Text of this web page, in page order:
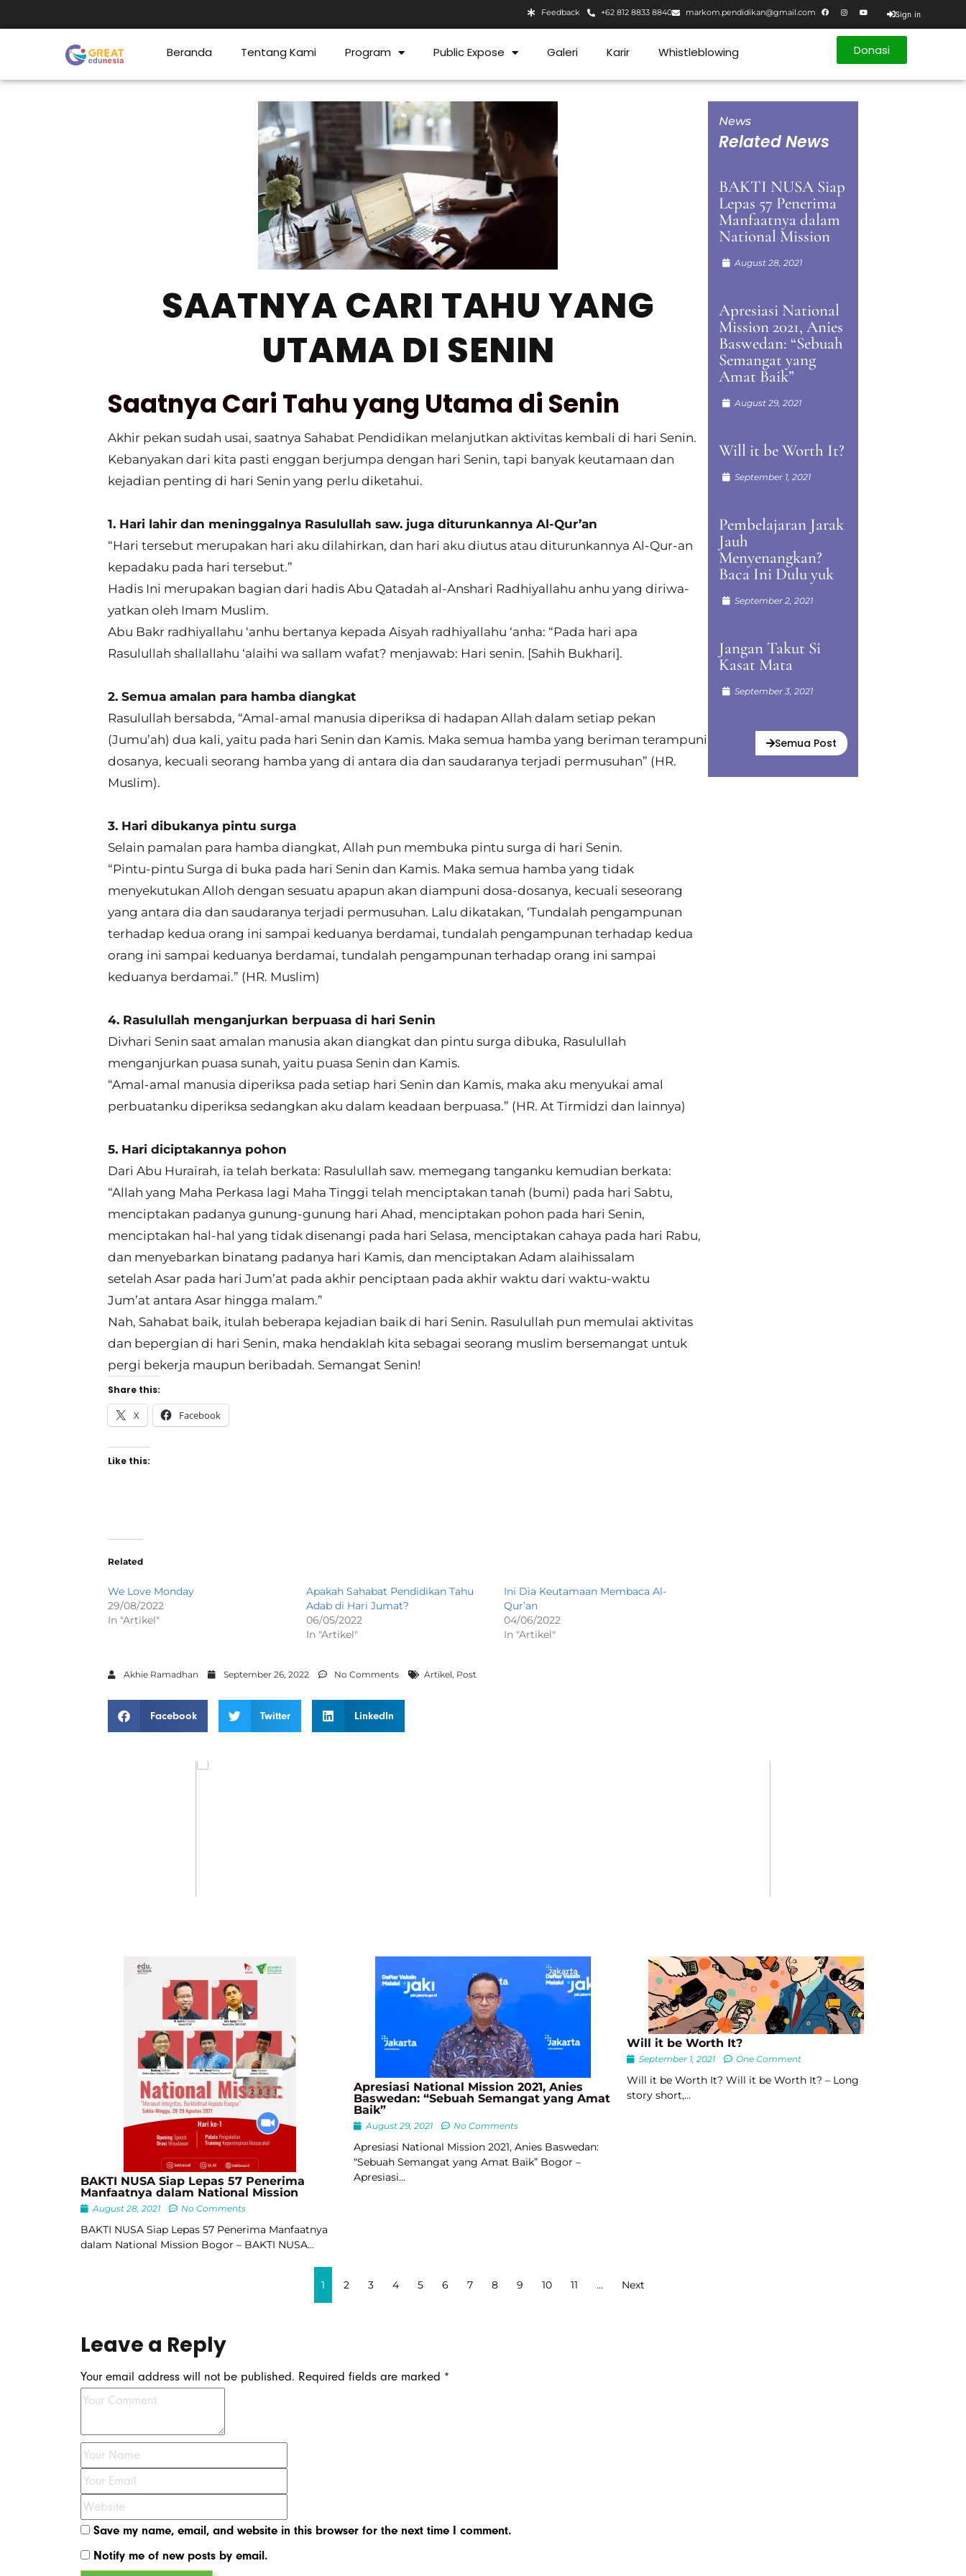
+62 812 8833 8840 markom.pendidikan@gmail.com
Feedback Sign in
Beranda Tentang Kami Program Public Expose Galeri Karir Whistleblowing Donasi
SAATNYA CARI TAHU YANG
UTAMA DI SENIN
Saatnya Cari Tahu yang Utama di Senin
Akhir pekan sudah usai, saatnya Sahabat Pendidikan melanjutkan aktivitas kembali di hari Senin.
Kebanyakan dari kita pasti enggan berjumpa dengan hari Senin, tapi banyak keutamaan dan
kejadian penting di hari Senin yang perlu diketahui.
1. Hari lahir dan meninggalnya Rasulullah saw. juga diturunkannya Al-Qur’an
“Hari tersebut merupakan hari aku dilahirkan, dan hari aku diutus atau diturunkannya Al-Qur-an
kepadaku pada hari tersebut.”
Hadis Ini merupakan bagian dari hadis Abu Qatadah al-Anshari Radhiyallahu anhu yang diriwa-
yatkan oleh Imam Muslim.
Abu Bakr radhiyallahu ‘anhu bertanya kepada Aisyah radhiyallahu ‘anha: “Pada hari apa
Rasulullah shallallahu ‘alaihi wa sallam wafat? menjawab: Hari senin. [Sahih Bukhari].
2. Semua amalan para hamba diangkat
Rasulullah bersabda, “Amal-amal manusia diperiksa di hadapan Allah dalam setiap pekan
(Jumu’ah) dua kali, yaitu pada hari Senin dan Kamis. Maka semua hamba yang beriman terampuni
dosanya, kecuali seorang hamba yang di antara dia dan saudaranya terjadi permusuhan” (HR.
Muslim).
3. Hari dibukanya pintu surga
Selain pamalan para hamba diangkat, Allah pun membuka pintu surga di hari Senin.
“Pintu-pintu Surga di buka pada hari Senin dan Kamis. Maka semua hamba yang tidak
menyekutukan Alloh dengan sesuatu apapun akan diampuni dosa-dosanya, kecuali seseorang
yang antara dia dan saudaranya terjadi permusuhan. Lalu dikatakan, ‘Tundalah pengampunan
terhadap kedua orang ini sampai keduanya berdamai, tundalah pengampunan terhadap kedua
orang ini sampai keduanya berdamai, tundalah pengampunan terhadap orang ini sampai
keduanya berdamai.” (HR. Muslim)
4. Rasulullah menganjurkan berpuasa di hari Senin
Divhari Senin saat amalan manusia akan diangkat dan pintu surga dibuka, Rasulullah
menganjurkan puasa sunah, yaitu puasa Senin dan Kamis.
“Amal-amal manusia diperiksa pada setiap hari Senin dan Kamis, maka aku menyukai amal
perbuatanku diperiksa sedangkan aku dalam keadaan berpuasa.” (HR. At Tirmidzi dan lainnya)
5. Hari diciptakannya pohon
Dari Abu Hurairah, ia telah berkata: Rasulullah saw. memegang tanganku kemudian berkata:
“Allah yang Maha Perkasa lagi Maha Tinggi telah menciptakan tanah (bumi) pada hari Sabtu,
menciptakan padanya gunung-gunung hari Ahad, menciptakan pohon pada hari Senin,
menciptakan hal-hal yang tidak disenangi pada hari Selasa, menciptakan cahaya pada hari Rabu,
dan menyebarkan binatang padanya hari Kamis, dan menciptakan Adam alaihissalam
setelah Asar pada hari Jum’at pada akhir penciptaan pada akhir waktu dari waktu-waktu
Jum’at antara Asar hingga malam.”
Nah, Sahabat baik, itulah beberapa kejadian baik di hari Senin. Rasulullah pun memulai aktivitas
dan bepergian di hari Senin, maka hendaklah kita sebagai seorang muslim bersemangat untuk
pergi bekerja maupun beribadah. Semangat Senin!
Share this:
X Facebook
Like this:
Related
We Love Monday
29/08/2022
In "Artikel"
Apakah Sahabat Pendidikan Tahu
Adab di Hari Jumat?
06/05/2022
In "Artikel"
Ini Dia Keutamaan Membaca Al-
Qur’an
04/06/2022
In "Artikel"
Akhie Ramadhan September 26, 2022 No Comments Artikel, Post
Facebook Twitter LinkedIn
News
Related News
BAKTI NUSA Siap
Lepas 57 Penerima
Manfaatnya dalam
National Mission
August 28, 2021
Apresiasi National
Mission 2021, Anies
Baswedan: “Sebuah
Semangat yang
Amat Baik”
August 29, 2021
Will it be Worth It?
September 1, 2021
Pembelajaran Jarak
Jauh
Menyenangkan?
Baca Ini Dulu yuk
September 2, 2021
Jangan Takut Si
Kasat Mata
September 3, 2021
Semua Post
BAKTI NUSA Siap Lepas 57 Penerima
Manfaatnya dalam National Mission
August 28, 2021 No Comments
BAKTI NUSA Siap Lepas 57 Penerima Manfaatnya
dalam National Mission Bogor – BAKTI NUSA…
Apresiasi National Mission 2021, Anies
Baswedan: “Sebuah Semangat yang Amat
Baik”
August 29, 2021 No Comments
Apresiasi National Mission 2021, Anies Baswedan:
“Sebuah Semangat yang Amat Baik” Bogor –
Apresiasi…
Will it be Worth It?
September 1, 2021 One Comment
Will it be Worth It? Will it be Worth It? – Long
story short,…
1 2 3 4 5 6 7 8 9 10 11 … Next
Leave a Reply
Your email address will not be published. Required fields are marked *
Save my name, email, and website in this browser for the next time I comment.
Notify me of new posts by email.